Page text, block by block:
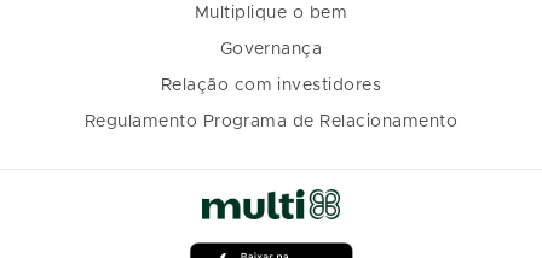
Multiplique o bem
Governança
Relação com investidores
Regulamento Programa de Relacionamento